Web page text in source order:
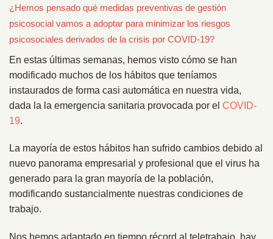
¿Hemos pensado qué medidas preventivas de gestión
psicosocial vamos a adoptar para minimizar los riesgos
psicosociales derivados de la crisis por COVID-19?
En estas últimas semanas, hemos visto cómo se han
modificado muchos de los hábitos que teníamos
instaurados de forma casi automática en nuestra vida,
dada la la emergencia sanitaria provocada por el COVID-
19.
La mayoría de estos hábitos han sufrido cambios debido al
nuevo panorama empresarial y profesional que el virus ha
generado para la gran mayoría de la población,
modificando sustancialmente nuestras condiciones de
trabajo.